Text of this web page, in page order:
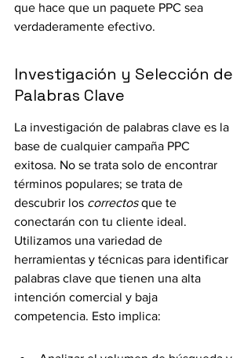
que hace que un paquete PPC sea
verdaderamente efectivo.
Investigación y Selección de
Palabras Clave
La investigación de palabras clave es la
base de cualquier campaña PPC
exitosa. No se trata solo de encontrar
términos populares; se trata de
descubrir los correctos que te
conectarán con tu cliente ideal.
Utilizamos una variedad de
herramientas y técnicas para identificar
palabras clave que tienen una alta
intención comercial y baja
competencia. Esto implica: